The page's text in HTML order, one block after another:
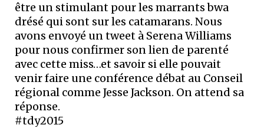
être un stimulant pour les marrants bwa
drésé qui sont sur les catamarans. Nous
avons envoyé un tweet à Serena Williams
pour nous confirmer son lien de parenté
avec cette miss…et savoir si elle pouvait
venir faire une conférence débat au Conseil
régional comme Jesse Jackson. On attend sa
réponse.
#tdy2015